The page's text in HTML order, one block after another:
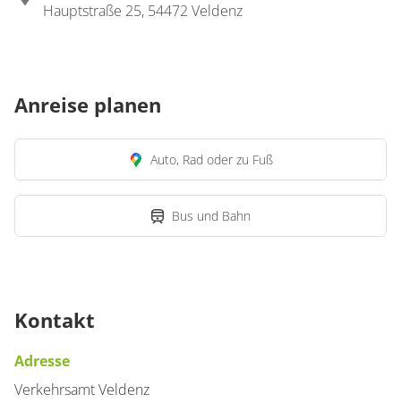
Hauptstraße 25, 54472 Veldenz
Anreise planen
Auto, Rad oder zu Fuß
Bus und Bahn
Kontakt
Adresse
Verkehrsamt Veldenz